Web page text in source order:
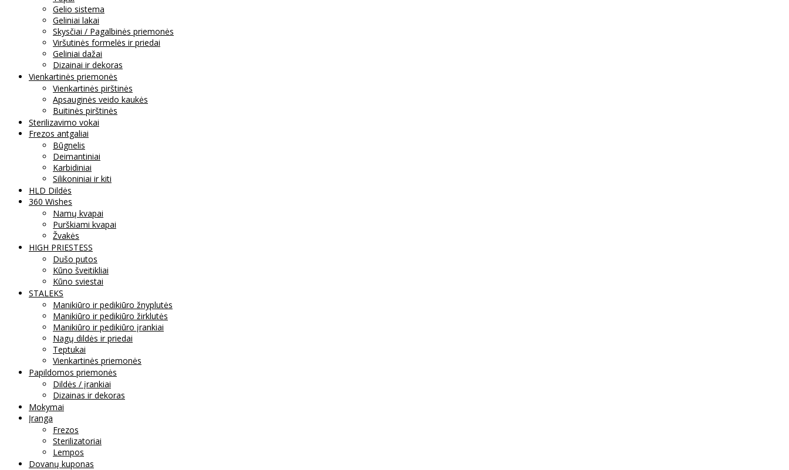
Gelio sistema
Geliniai lakai
Skysčiai / Pagalbinės priemonės
Viršutinės formelės ir priedai
Geliniai dažai
Dizainai ir dekoras
Vienkartinės priemonės
Vienkartinės pirštinės
Apsauginės veido kaukės
Buitinės pirštinės
Sterilizavimo vokai
Frezos antgaliai
Būgnelis
Deimantiniai
Karbidiniai
Silikoniniai ir kiti
HLD Dildės
360 Wishes
Namų kvapai
Purškiami kvapai
Žvakės
HIGH PRIESTESS
Dušo putos
Kūno šveitikliai
Kūno sviestai
STALEKS
Manikiūro ir pedikiūro žnyplutės
Manikiūro ir pedikiūro žirklutės
Manikiūro ir pedikiūro įrankiai
Nagų dildės ir priedai
Teptukai
Vienkartinės priemonės
Papildomos priemonės
Dildės / įrankiai
Dizainas ir dekoras
Mokymai
Įranga
Frezos
Sterilizatoriai
Lempos
Dovanų kuponas